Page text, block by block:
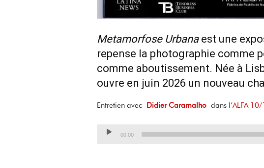
Metamorfose Urbanaest une
repense la photographie comme
comme aboutissement. Née à
ouvre en juin 2026 un nouveau
Entretien avec Didier Caramalho dans l’ALFA 10/
Lecteur
00:00